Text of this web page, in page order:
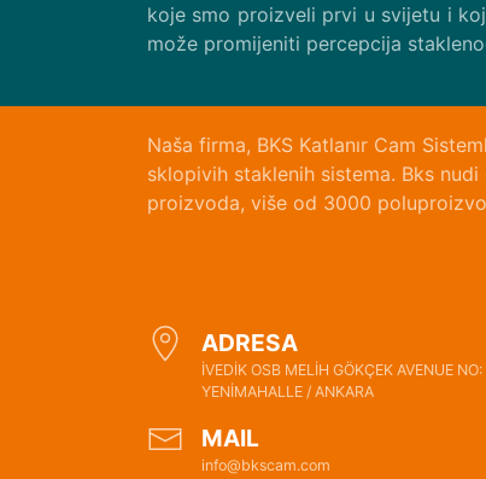
koje smo proizveli prvi u svijetu i
može promijeniti percepcija
Naša firma, BKS Katlanır Cam
sklopivih staklenih sistema. Bks
proizvoda, više od 3000
ADRESA
İVEDİK OSB MELİH GÖKÇEK AVENUE
YENİMAHALLE / ANKARA
MAIL
info@bkscam.com